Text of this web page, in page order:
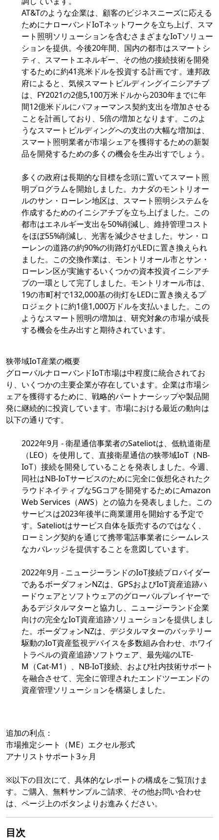
AT&Tのような企業は、顧客のビジネスニーズに応える
ためにナローバンドIoTネットワークを立ち上げ、スマ
ート照明ソリューションを含むさまざまなIoTソリュー
ションを提供。今後20年間、国内の都市はスマートシ
ティ、スマートエネルギー、その他の接続技術を開発
するために約41兆米ドルを投資する計画です。連邦政
府によると、気候スマートビルディングイニシアチブ
は、FY2021の2億5,100万米ドルから2030年までに年
間12億米ドルにパフォーマンス契約支出を増加させる
ことを計画しており、5倍の増加となります。このよ
うなスマートビルディングへの支出の大幅な増加は、
スマート照明業者が市場シェアを獲得するための新製
品を開発するための多くの機会を生み出すでしょう。
多くの政府は長期的な目標を念頭に置いてスマート照
明プログラムを開始しました。カナダのモントリオー
ルのサン・ローレン地区は、スマート照明システムを
作成するためのイニシアチブを立ち上げました。この
都市はエネルギー支出を50%削減し、維持管理コスト
をほぼ55%削減し、光害を減少させました。サン・ロ
ーレンの道路の約90%の街路灯がLEDに置き換えられ
ました。この交換作業は、モントリオール市とサン・
ローレン区が実施するいくつかの資本投資イニシアチ
ブの一環として完了しました。モントリオール市は、
19の市町村で132,000基の街灯をLEDに置き換えるプ
ロジェクトに約1億1,000万ドルを支払いました。この
ようなスマート照明の増加は、研究対象の市場が成長
する機会を生み出すと期待されています。
狭帯域IoT産業の概要
グローバルナローバンドIoT市場は中程度に統合されてお
り、いくつかの主要企業が存在しています。企業は市場シ
ェアを獲得するために、戦略的パートナーシップや製品開
発に継続的に投資しています。市場における最近の動向は
以下の通りです。
2022年9月 - 衛星通信事業者のSateliotは、低軌道衛星
（LEO）を使用して、直接衛星通信の狭帯域IoT（NB-
IoT）接続を開発していることを発表しました。今週、
同社はNB-IoTサービスのために完全に仮想化されたク
ラウドネイティブな5Gコアを開発するためにAmazon
Web Services（AWS）との協力を発表しました。この
サービスは2023年後半に商業運用を開始する予定で
す。Sateliotはサービス自体を販売するのではなく、
ローミング契約を通じて携帯電話事業者にシームレス
なカバレッジを提供することを意図しています。
2022年9月 - ニュージーランドのIoT接続プロバイダー
であるボーダフォンNZは、GPSおよびIoT資産追跡ハ
ードウェアとソフトウェアのグローバルプレイヤーで
あるデジタルマターと協力し、ニュージーランド企業
向けの完全なIoT資産追跡ソリューションを提供しまし
た。ボーダフォンNZは、デジタルマターのバッテリー
駆動のIoT資産監視デバイスを多数組み合わせ、ホワイ
トラベルの資産追跡ソフトウェア、最先端のLTE-
M（Cat-M1）、NB-IoT接続、および社内技術サポート
を融合させて、完全に管理されたエンドツーエンドの
資産管理ソリューションを構築しました。
追加の利点：
市場推定シート（ME）エクセル形式
アナリストサポート3ヶ月
※以下の目次にて、具体的なレポートの構成をご覧頂けま
す。ご購入、無料サンプルご請求、その他お問い合わせ
は、ページ上のボタンよりお進みください。
目次